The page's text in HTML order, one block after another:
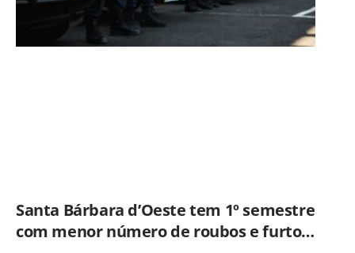
Santa Bárbara d’Oeste tem 1º semestre
com menor número de roubos e furtos